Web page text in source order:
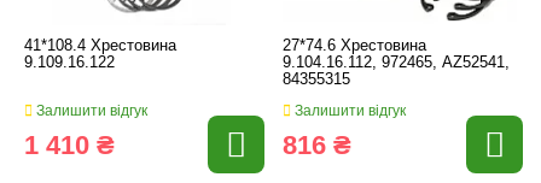
41*108.4 Хрестовина
9.109.16.122
Залишити відгук
1 410 ₴
27*74.6 Хрестовина
9.104.16.112, 972465, AZ52541,
84355315
Залишити відгук
816 ₴